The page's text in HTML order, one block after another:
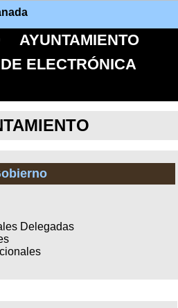
AYUNTAMIENTO
ELECTRÓNICA
Delegadas